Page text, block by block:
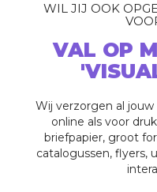
WIL JIJ OOK
VAL OP
Wij verzorgen al
online als voor
briefpapier, groot
catalogussen, flyers,